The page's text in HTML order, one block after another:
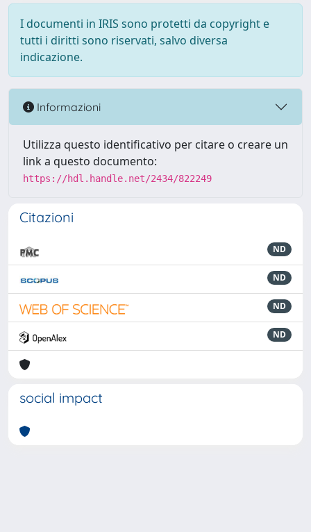
I documenti in IRIS sono protetti da copyright e
tutti i diritti sono riservati, salvo diversa
indicazione.
Informazioni
Utilizza questo identificativo per citare o creare un
link a questo documento:
https://hdl.handle.net/2434/822249
Citazioni
ND
ND
ND
ND
social impact